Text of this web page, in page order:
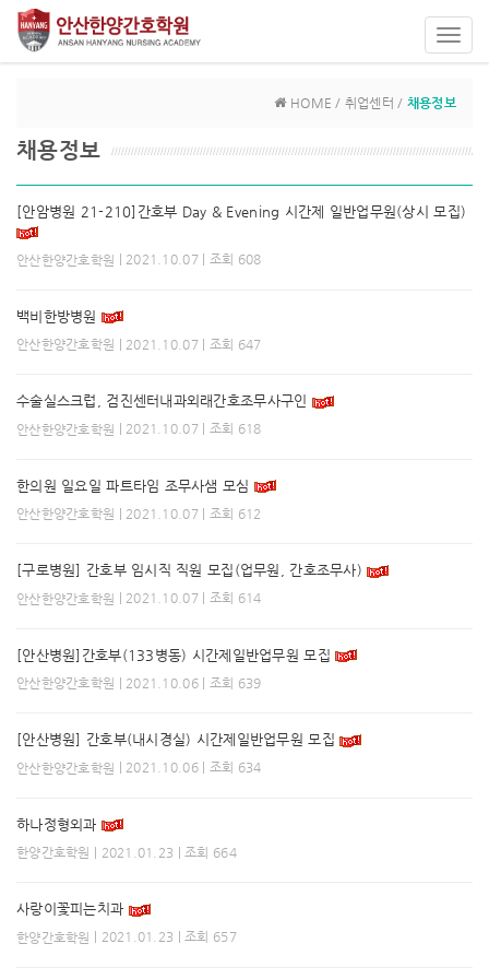
HOME / 취업센터 / 채용정보
채용정보
[안암병원 21-210]간호부 Day & Evening 시간제 일반업무원(상시 모집)
안산한양간호학원 | 2021.10.07 | 조회 608
백비한방병원
안산한양간호학원 | 2021.10.07 | 조회 647
수술실스크럽, 검진센터내과외래간호조무사구인
안산한양간호학원 | 2021.10.07 | 조회 618
한의원 일요일 파트타임 조무사샘 모심
안산한양간호학원 | 2021.10.07 | 조회 612
[구로병원] 간호부 임시직 직원 모집(업무원, 간호조무사)
안산한양간호학원 | 2021.10.07 | 조회 614
[안산병원]간호부(133병동) 시간제일반업무원 모집
안산한양간호학원 | 2021.10.06 | 조회 639
[안산병원] 간호부(내시경실) 시간제일반업무원 모집
안산한양간호학원 | 2021.10.06 | 조회 634
하나정형외과
한양간호학원 | 2021.01.23 | 조회 664
사랑이꽃피는치과
한양간호학원 | 2021.01.23 | 조회 657